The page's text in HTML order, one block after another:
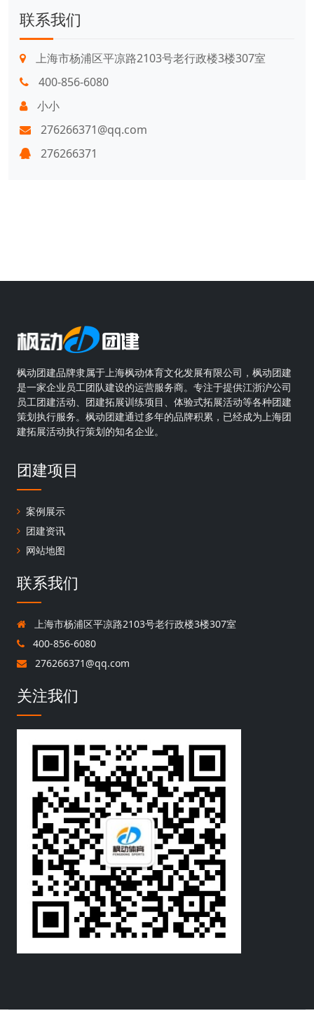
联系我们
上海市杨浦区平凉路2103号老行政楼3楼307室
400-856-6080
小小
276266371@qq.com
276266371
枫动团建品牌隶属于上海枫动体育文化发展有限公司，枫动团建
是一家企业员工团队建设的运营服务商。专注于提供江浙沪公司
员工团建活动、团建拓展训练项目、体验式拓展活动等各种团建
策划执行服务。枫动团建通过多年的品牌积累，已经成为上海团
建拓展活动执行策划的知名企业。
团建项目
案例展示
团建资讯
网站地图
联系我们
上海市杨浦区平凉路2103号老行政楼3楼307室
400-856-6080
276266371@qq.com
关注我们